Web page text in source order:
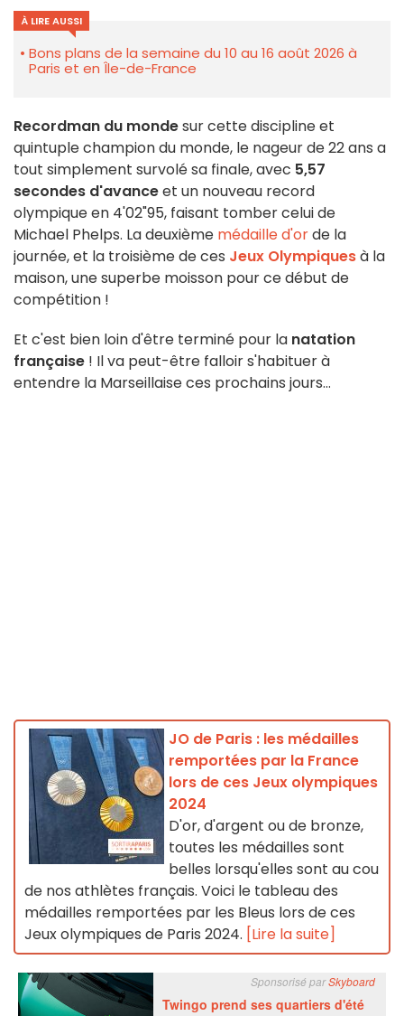
À LIRE AUSSI
Bons plans de la semaine du 10 au 16 août 2026 à
Paris et en Île-de-France
Recordman du mondesur cette discipline et
quintuple champion du monde, le nageur de 22 ans a
tout simplement survolé sa finale, avec 5,57
secondes d'avanceet un nouveau record
olympique en 4'02"95, faisant tomber celui de
Michael Phelps. La deuxième médaille d'orde la
journée, et la troisième de ces Jeux Olympiquesà la
maison, une superbe moisson pour ce début de
compétition !
Et c'est bien loin d'être terminé pour la natation
française ! Il va peut-être falloir s'habituer à
entendre la Marseillaise ces prochains jours...
JO de Paris : les médailles
remportées par la France
lors de ces Jeux olympiques
2024
D'or, d'argent ou de bronze,
toutes les médailles sont
belles lorsqu'elles sont au cou
de nos athlètes français. Voici le tableau des
médailles remportées par les Bleus lors de ces
Jeux olympiques de Paris 2024. [Lire la suite]